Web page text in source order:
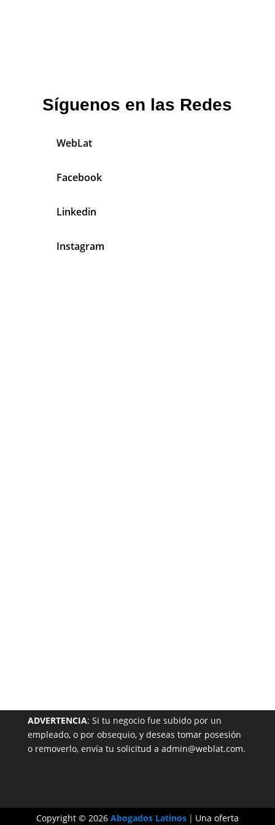
Síguenos en las Redes
WebLat
Facebook
Linkedin
Instagram
ADVERTENCIA: Si tu negocio fue subido por un
empleado, o por obsequio, y deseas tomar posesión
o removerlo, envía tu solicitud a admin@weblat.com.
Copyright © 2026 Abogados Latinos | Una oferta